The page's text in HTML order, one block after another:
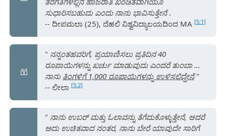
ಸುಧಾರಿಸಬಹುದು ಎಂದು ನಾನು ಭಾವಿಸುತ್ತೇನೆ.
-- ದೀಪಮಲಾ (25), ದೆಹಲಿ ವಿಶ್ವವಿದ್ಯಾಲಯದಿಂದ MA[5:1]
" ನನ್ನಂತಹವರಿಗೆ, ಪ್ರಯಾಣಿಸಲು ಪ್ರತಿದಿನ 40
ರೂಪಾಯಿಗಳನ್ನು ಖರ್ಚು ಮಾಡುವುದು ಎಂದರೆ ತುಂಬಾ ...
ನಾನು ತಿಂಗಳಿಗೆ 1,000 ರೂಪಾಯಿಗಳನ್ನು ಉಳಿಸಲಿದ್ದೇನೆ"
-- ಲೀಲಾ[5:2]
" ನಾನು ಉಬರ್ ಮತ್ತು ಓಲಾವನ್ನು ತೆಗೆದುಕೊಳ್ಳುತ್ತೇನೆ, ಆದರೆ
ಅದು ಉಚಿತವಾದ ನಂತರ, ನಾನು ಬೇರೆ ಯಾವುದೇ ಸಾರಿಗೆ